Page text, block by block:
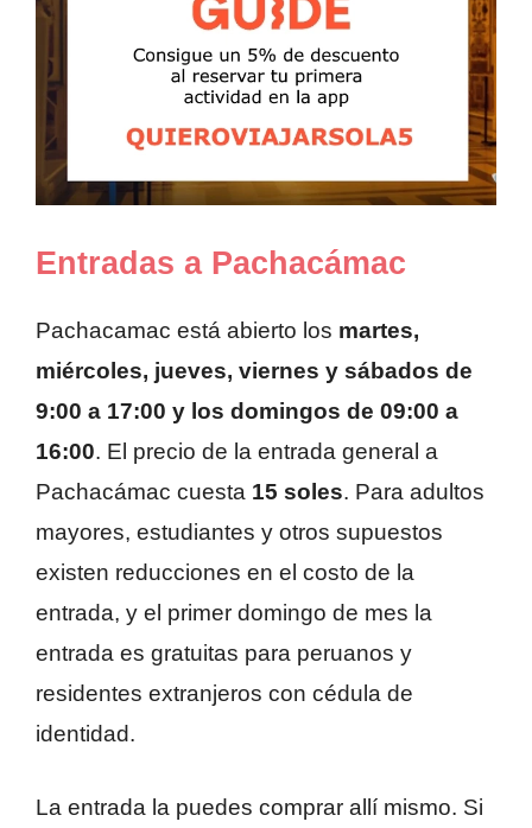
Entradas a Pachacámac
Pachacamac está abierto los martes,
miércoles, jueves, viernes y sábados de
9:00 a 17:00 y los domingos de 09:00 a
16:00. El precio de la entrada general a
Pachacámac cuesta 15 soles. Para adultos
mayores, estudiantes y otros supuestos
existen reducciones en el costo de la
entrada, y el primer domingo de mes la
entrada es gratuitas para peruanos y
residentes extranjeros con cédula de
identidad.
La entrada la puedes comprar allí mismo. Si